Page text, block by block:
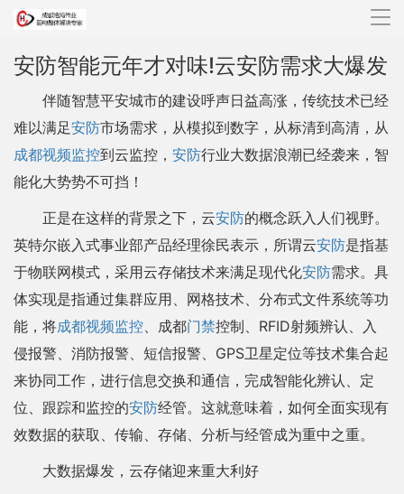
导
安防智能元年才对味!云安防需求大爆发
伴随智慧平安城市的建设呼声日益高涨，传统技术已经
难以满足安防市场需求，从模拟到数字，从标清到高清，从
成都视频监控到云监控， 安防行业大数据浪潮已经袭来，智
能化大势势不可挡！
正是在这样的背景之下，云安防的概念跃入人们视野。
英特尔嵌入式事业部产品经理徐民表示，所谓云安防是指基
于物联网模式，采用云存储技术来满足现代化安防需求。具
体实现是指通过集群应用、网格技术、分布式文件系统等功
能，将成都视频监控、成都门禁控制、RFID射频辨认、入
侵报警、消防报警、短信报警、GPS卫星定位等技术集合起
来协同工作，进行信息交换和通信，完成智能化辨认、定
位、跟踪和监控的安防经管。这就意味着，如何全面实现有
效数据的获取、传输、存储、分析与经管成为重中之重。
大数据爆发，云存储迎来重大利好